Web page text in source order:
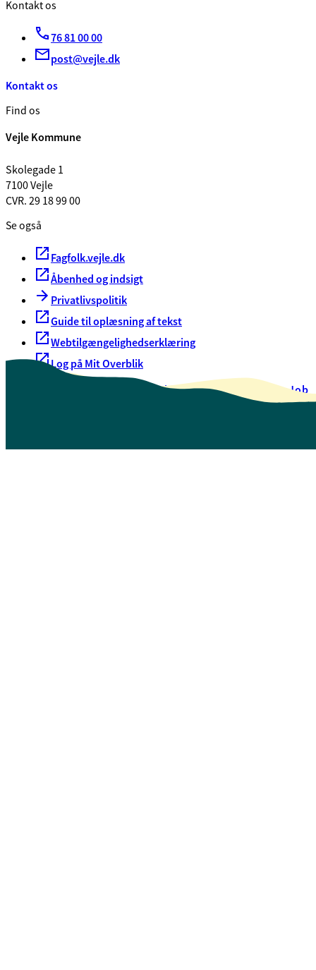
Kontakt os
76 81 00 00
post@vejle.dk
Kontakt os
Find os
Vejle Kommune
Skolegade 1
7100 Vejle
CVR. 29 18 99 00
Se også
Fagfolk.vejle.dk
Åbenhed og indsigt
Privatlivspolitik
Guide til oplæsning af tekst
Webtilgængelighedserklæring
Log på Mit Overblik
Oversigt over selvbetjeningJob